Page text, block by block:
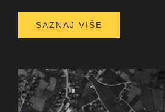
SAZNAJ VIŠE